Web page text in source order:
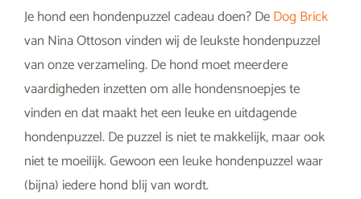
Je hond een hondenpuzzel cadeau doen? DeDog Brick
van Nina Ottoson vinden wij de leukste hondenpuzzel
van onze verzameling. De hond moet meerdere
vaardigheden inzetten om alle hondensnoepjes te
vinden en dat maakt het een leuke en uitdagende
hondenpuzzel. De puzzel is niet te makkelijk, maar ook
niet te moeilijk. Gewoon een leuke hondenpuzzel waar
(bijna) iedere hond blij van wordt.